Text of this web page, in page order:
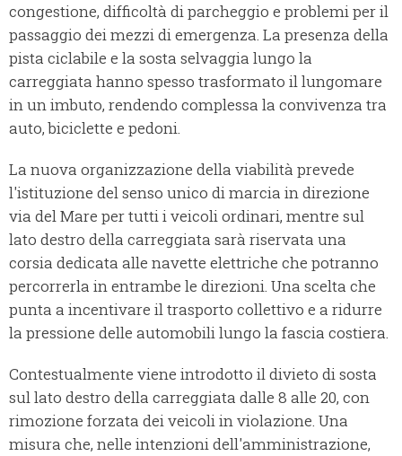
congestione, difficoltà di parcheggio e problemi per il
passaggio dei mezzi di emergenza. La presenza della
pista ciclabile e la sosta selvaggia lungo la
carreggiata hanno spesso trasformato il lungomare
in un imbuto, rendendo complessa la convivenza tra
auto, biciclette e pedoni.
La nuova organizzazione della viabilità prevede
l'istituzione del senso unico di marcia in direzione
via del Mare per tutti i veicoli ordinari, mentre sul
lato destro della carreggiata sarà riservata una
corsia dedicata alle navette elettriche che potranno
percorrerla in entrambe le direzioni. Una scelta che
punta a incentivare il trasporto collettivo e a ridurre
la pressione delle automobili lungo la fascia costiera.
Contestualmente viene introdotto il divieto di sosta
sul lato destro della carreggiata dalle 8 alle 20, con
rimozione forzata dei veicoli in violazione. Una
misura che, nelle intenzioni dell'amministrazione,